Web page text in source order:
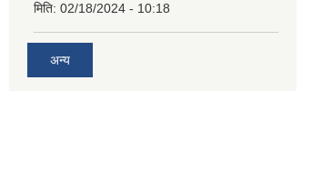
मिति: 02/18/2024 - 10:18
अन्य